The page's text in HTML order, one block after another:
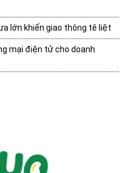
lớn khiến giao thông tê liệt
mại điện tử cho doanh